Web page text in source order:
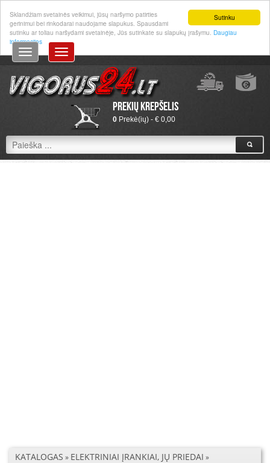
Sutinku
Sklandžiam svetainės veikimui, jūsų naršymo patirties
gerinimui bei rinkodarai naudojame slapukus. Spausdami
sutinku ar toliau naršydami svetainėje, Jūs sutinkate su slapukų įrašymu. Daugiau
informacijos
Prekių krepšelis
0Prekė(ių) - € 0,00
KATALOGAS » ELEKTRINIAI ĮRANKIAI, JŲ PRIEDAI »
Prisijungti Registruotis